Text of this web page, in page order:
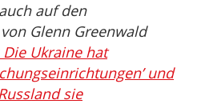
auf den
Glenn Greenwald
Ukraine hat
und
sie